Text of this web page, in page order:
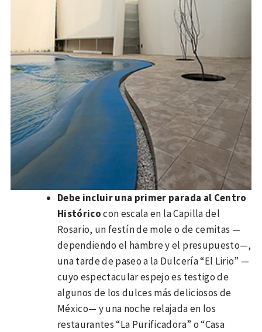
Debe incluir una primer parada al Centro
Históricocon escala en la Capilla del
Rosario, un festín de mole o de cemitas —
dependiendo el hambre y el presupuesto—,
una tarde de paseo a la Dulcería “El Lirio” —
cuyo espectacular espejo es testigo de
algunos de los dulces más deliciosos de
México— y una noche relajada en los
restaurantes “La Purificadora” o “Casa